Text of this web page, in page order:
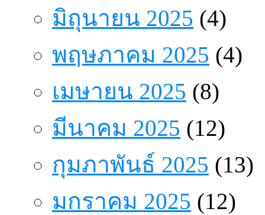
มิถุนายน 2025 (4)
พฤษภาคม 2025 (4)
เมษายน 2025 (8)
มีนาคม 2025 (12)
กุมภาพันธ์ 2025 (13)
มกราคม 2025 (12)